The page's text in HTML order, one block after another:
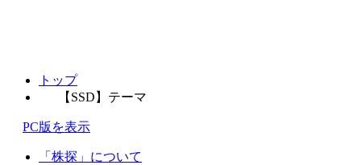
トップ
【SSD】テーマ
PC版を表示
「株探」について